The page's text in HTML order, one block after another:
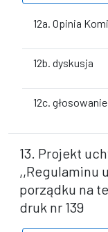
12a. Opinia
12b. dyskusja
12c. głosowanie
13. Projekt
,,Regulaminu
porządku na
druk nr 139